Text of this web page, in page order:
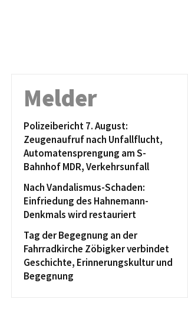
Melder
Polizeibericht 7. August:
Zeugenaufruf nach Unfallflucht,
Automatensprengung am S-
Bahnhof MDR, Verkehrsunfall
Nach Vandalismus-Schaden:
Einfriedung des Hahnemann-
Denkmals wird restauriert
Tag der Begegnung an der
Fahrradkirche Zöbigker verbindet
Geschichte, Erinnerungskultur und
Begegnung